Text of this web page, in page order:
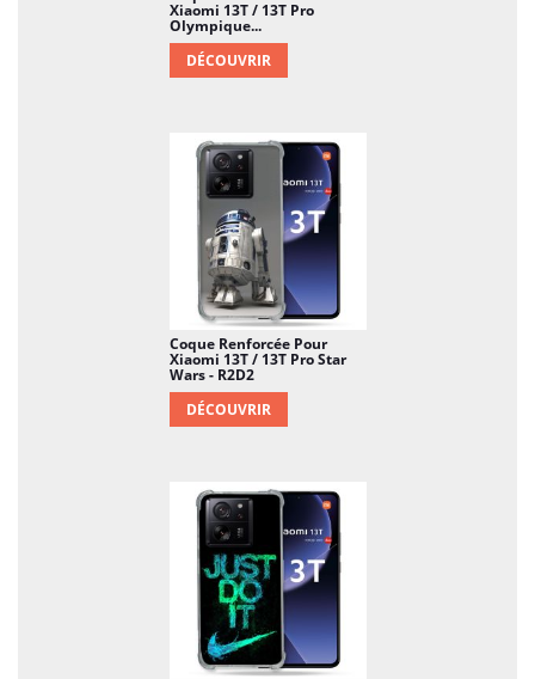
Xiaomi 13T / 13T Pro
Olympique...
DÉCOUVRIR
Coque Renforcée Pour
Xiaomi 13T / 13T Pro Star
Wars - R2D2
DÉCOUVRIR